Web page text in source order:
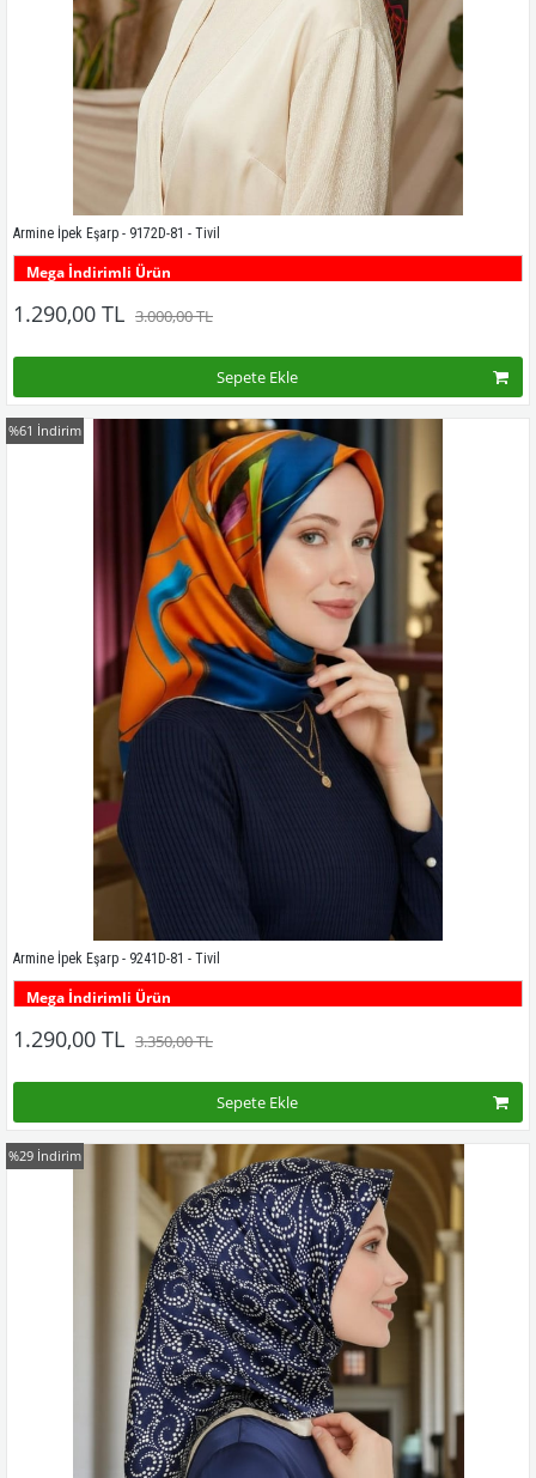
Armine İpek Eşarp - 9172D-81 - Tivil
Mega İndirimli Ürün
Kampanyadaki tüm modelleri görmek için buraya tıkla
1.290,00 TL 3.000,00 TL
Sepete Ekle
Armine İpek Eşarp - 9241D-81 - Tivil
Mega İndirimli Ürün
Kampanyadaki tüm modelleri görmek için buraya tıkla
1.290,00 TL 3.350,00 TL
Sepete Ekle
%61 İndirim
%29 İndirim